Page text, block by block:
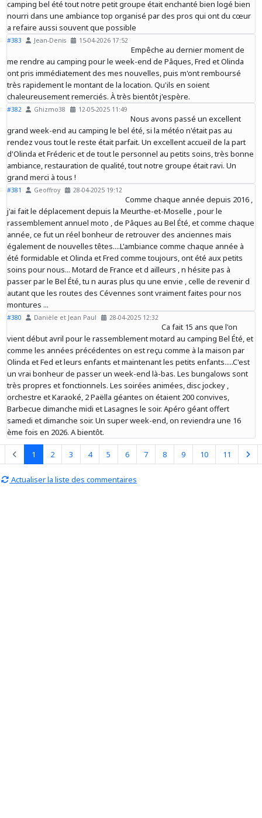
camping bel été tout notre petit groupe était enchanté bien logé bien
nourri dans une ambiance top organisé par des pros qui ont du cœur
a refaire aussi souvent que possible
#383 Jean-Denis 15-04-2026 17:52
Empêche au dernier moment de
me rendre au camping pour le week-end de Pâques, Fred et Olinda
ont pris immédiatement des mes nouvelles, puis m'ont remboursé
très rapidement le montant de la location. Qu'ils en soient
chaleureusement remerciés. À très bientôt j'espère.
#382 Ghizmo38 12-05-2025 11:49
Nous avons passé un excellent
grand week-end au camping le bel été, si la météo n'était pas au
rendez vous tout le reste était parfait. Un excellent accueil de la part
d'Olinda et Fréderic et de tout le personnel au petits soins, très bonne
ambiance, restauration de qualité, tout notre groupe était ravi. Un
grand merci à tous !
#381 Geoffroy 28-04-2025 19:12
Comme chaque année depuis 2016 ,
j'ai fait le déplacement depuis la Meurthe-et-Moselle , pour le
rassemblement annuel moto , de Pâques au Bel Été, et comme chaque
année, ce fut un réel bonheur de retrouver des anciennes mais
également de nouvelles têtes....L'ambiance comme chaque année à
été formidable et Olinda et Fred comme toujours, ont été aux petits
soins pour nous... Motard de France et d ailleurs , n hésite pas à
passer par le Bel Été, tu n auras plus qu une envie , celle de revenir d
autant que les routes des Cévennes sont vraiment faites pour nos
montures ...
#380 Danièle et Jean Paul 28-04-2025 12:32
Ca fait 15 ans que l'on
vient début avril pour le rassemblement motard au camping Bel Été, et
comme les années précédentes on est reçu comme à la maison par
Olinda et Fed et leurs enfants et maintenant les petits enfants.....C'est
un vrai bonheur de passer un week-end là-bas. Les bungalows sont
très propres et fonctionnels. Les soirées animées, disc jockey ,
orchestre et Karaoké, 2 Paëlla géantes on étaient 200 convives,
Barbecue dimanche midi et Lasagnes le soir. Apéro géant offert
samedi et dimanche soir. Un super week-end, on reviendra une 16
ème fois en 2026. A bientôt.
1 2 3 4 5 6 7 8 9 10 11
Actualiser la liste des commentaires